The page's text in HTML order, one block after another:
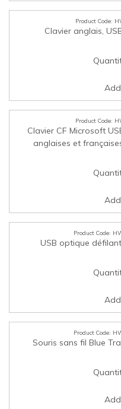
Clavier anglais,
Clavier CF Microsoft
anglaises et
Souris sans fil Blue
Souris B581